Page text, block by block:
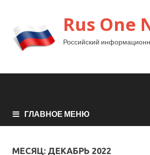
Rus One
Российский
ГЛАВНОЕ МЕНЮ
МЕСЯЦ: ДЕКАБРЬ 2022